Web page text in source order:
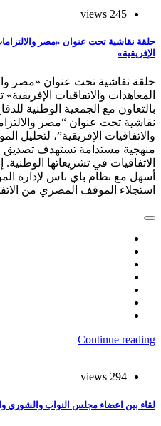
245 views
حلقة نقاشية تحت عنوان «مصر
الإفريقية»
حلقة نقاشية تحت عنوان «مصر
المعاهدات والاتفاقيات
بالتعاون مع الجمعية الوطنية
نقاشية تحت عنوان “مصر
والاتفاقيات الإفريقية”، لتحليل
منهجية مستدامة تستهدف تصديق
الاتفاقيات في تشريعاتها
أسهل مع نظام باي ناس لإدارة
استجلاء الموقف المصري من
Continue reading
294 views
لقاء بين اعضاء مجلس النواب والشوري